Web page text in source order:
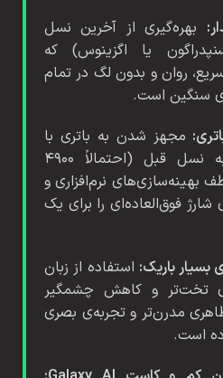
بهره‌گیری از آخرین نسل
یا اگزینوس) که
روان و بدون لگ در تمام
سنگین است.
مجهز شدن به باتری با
ظرفیت بیشتر نسبت به نسل قبل (احتمالاً ۴۹۰۰
بهینه‌سازی‌های نرم‌افزاری و
فوق‌العاده‌ای را برای یک
باریک: استفاده از زبان
تخت‌تر و کاهش چشمگیر
مدرن‌تر و تجربه‌ی بصری
است.